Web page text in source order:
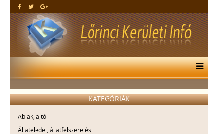
KATEGÓRIÁK
Ablak, ajtó
Állateledel, állatfelszerelés